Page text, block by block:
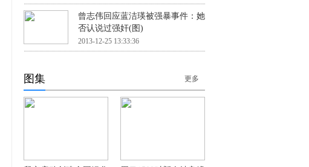
曾志伟回应蓝洁瑛被强暴事件：她
否认说过强奸(图)
2013-12-25 13:33:36
图集 更多